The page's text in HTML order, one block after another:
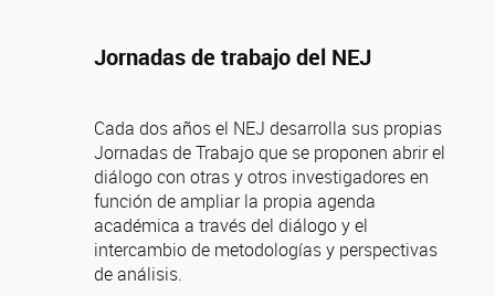
Jornadas de trabajo del NEJ
Cada dos años el NEJ desarrolla sus propias
Jornadas de Trabajo que se proponen abrir el
diálogo con otras y otros investigadores en
función de ampliar la propia agenda
académica a través del diálogo y el
intercambio de metodologías y perspectivas
de análisis.